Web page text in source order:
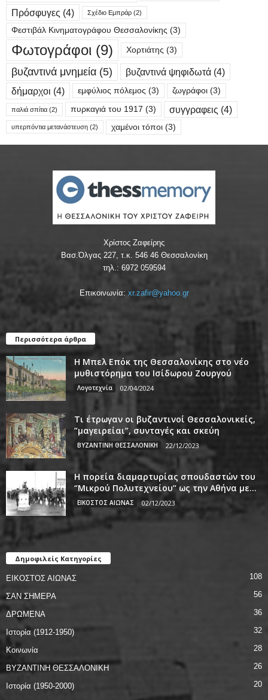
Πρόσφυγες (4) Σχέδιο Εμπράρ (2)
Φεστιβάλ Κινηματογράφου Θεσσαλονίκης (3)
Φωτογράφοι (9) Χορτιάτης (3)
βυζαντινά μνημεία (5) βυζαντινά ψηφιδωτά (4)
δήμαρχοι (4) εμφύλιος πόλεμος (3) ζωγράφοι (3)
παλιά σπίτια (2) πυρκαγιά του 1917 (3) συγγραφεις (4)
υπερπόντια μετανάστευση (2) χαμένοι τόποι (3)
Χρίστος Ζαφείρης
Βασ.Όλγας 227, τ.κ. 546 46 Θεσσαλονίκη
τηλ.: 6972 059594
Επικοινωνία: xr.zafir@yahoo.gr
Περισσότερα άρθρα
Η Μπελ Επόκ της Θεσσαλονίκης στο νέο
μυθιστόρημα του Ισίδωρου Ζουργού
Λογοτεχνία 02/04/2024
Τι έτρωγαν οι βυζαντινοί Θεσσαλονικείς,
”μαγειρείαι”, συνταγές και σκεύη
ΒΥΖΑΝΤΙΝΗ ΘΕΣΣΑΛΟΝΙΚΗ 22/12/2023
Η πορεία διαμαρτυρίας σπουδαστών του
‘’Μικρού Πολυτεχνείου’’ ως την Αθήνα με...
ΕΙΚΟΣΤΟΣ ΑΙΩΝΑΣ 02/12/2023
Δημοφιλείς Κατηγορίες
ΕΙΚΟΣΤΟΣ ΑΙΩΝΑΣ 108
ΣΑΝ ΣΗΜΕΡΑ 56
ΔΡΩΜΕΝΑ 36
Ιστορία (1912-1950) 32
Κοινωνία 28
ΒΥΖΑΝΤΙΝΗ ΘΕΣΣΑΛΟΝΙΚΗ 26
Ιστορία (1950-2000) 20